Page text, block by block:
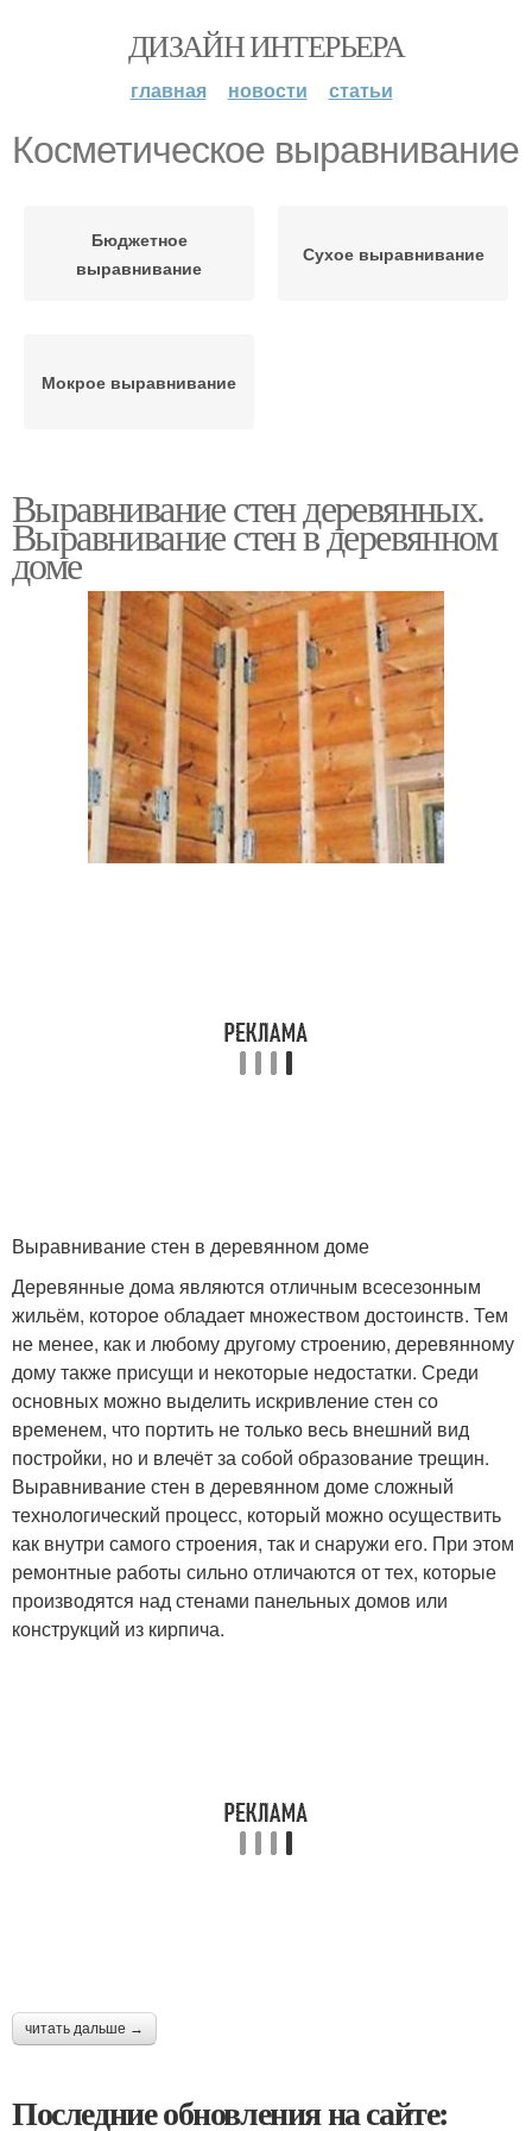
ДИЗАЙН ИНТЕРЬЕРА
главная новости статьи
Косметическое выравнивание
Бюджетное
выравнивание
Сухое выравнивание
Мокрое выравнивание
Выравнивание стен деревянных.
Выравнивание стен в деревянном
доме
Выравнивание стен в деревянном доме
Деревянные дома являются отличным всесезонным
жильём, которое обладает множеством достоинств. Тем
не менее, как и любому другому строению, деревянному
дому также присущи и некоторые недостатки. Среди
основных можно выделить искривление стен со
временем, что портить не только весь внешний вид
постройки, но и влечёт за собой образование трещин.
Выравнивание стен в деревянном доме сложный
технологический процесс, который можно осуществить
как внутри самого строения, так и снаружи его. При этом
ремонтные работы сильно отличаются от тех, которые
производятся над стенами панельных домов или
конструкций из кирпича.
читать дальше →
Последние обновления на сайте: